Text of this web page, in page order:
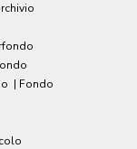
| Fondo